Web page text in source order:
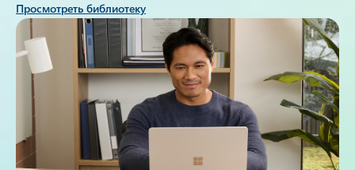
Просмотреть библиотеку